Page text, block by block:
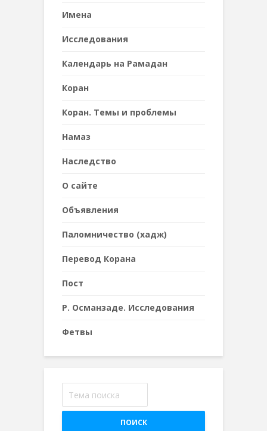
Имена
Исследования
Календарь на Рамадан
Коран
Коран. Темы и проблемы
Намаз
Наследствo
О сайте
Объявления
Паломничество (хадж)
Перевод Корана
Пост
Р. Османзаде. Исследования
Фетвы
ПОИСК